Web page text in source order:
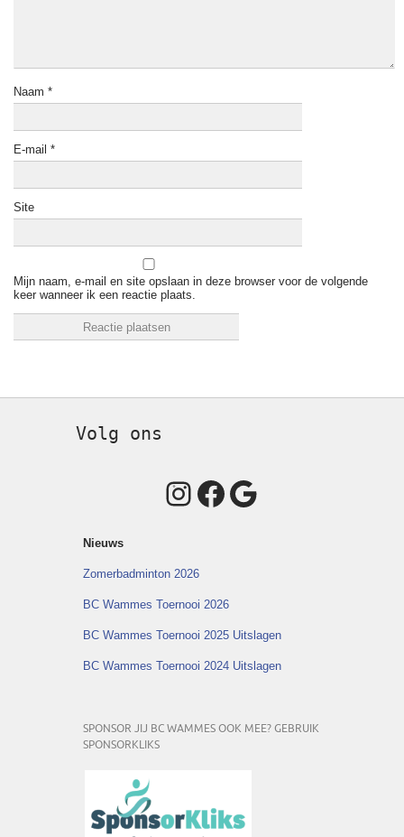
Naam *
E-mail *
Site
Mijn naam, e-mail en site opslaan in deze browser voor de volgende
keer wanneer ik een reactie plaats.
Volg ons
Instagram
Facebook
Google
Nieuws
Zomerbadminton 2026
BC Wammes Toernooi 2026
BC Wammes Toernooi 2025 Uitslagen
BC Wammes Toernooi 2024 Uitslagen
SPONSOR JIJ BC WAMMES OOK MEE? GEBRUIK
SPONSORKLIKS